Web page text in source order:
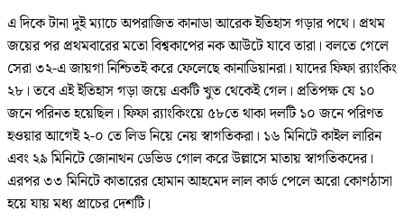
এ দিকে টানা দুই ম্যাচে অপরাজিত কানাডা আরেক ইতিহাস গড়ার পথে। প্রথম
জয়ের পর প্রথমবারের মতো বিশ্বকাপের নক আউটে যাবে তারা। বলতে গেলে
সেরা ৩২-এ জায়গা নিশ্চিতই করে ফেলেছে কানাডিয়ানরা। যাদের ফিফা র‌্যাংকিং
২৮। তবে এই ইতিহাস গড়া জয়ে একটি খুত থেকেই গেল। প্রতিপক্ষ যে ১০
জনে পরিনত হয়েছিল। ফিফা র‌্যাংকিংয়ে ৫৮তে থাকা দলটি ১০ জনে পরিণত
হওয়ার আগেই ২-০ তে লিড নিয়ে নেয় স্বাগতিকরা। ১৬ মিনিটে কাইল লারিন
এবং ২৯ মিনিটে জোনাথন ডেভিড গোল করে উল্লাসে মাতায় স্বাগতিকদের।
এরপর ৩৩ মিনিটে কাতারের হোমান আহমেদ লাল কার্ড পেলে অরো কোণঠাসা
হয়ে যায় মধ্য প্রাচের দেশটি।